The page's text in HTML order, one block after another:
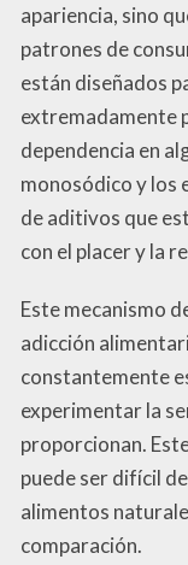
apariencia, sino
patrones de
están diseñados
extremadamente
dependencia en
monosódico y los
de aditivos que
con el placer y la
Este mecanismo
adicción
constantemente
experimentar la
proporcionan.
puede ser difícil
alimentos
comparación.